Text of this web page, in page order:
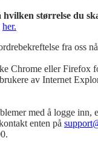
størrelse du
her.
fra oss
Chrome eller Firefox
av Internet
med å logge inn,
enten på